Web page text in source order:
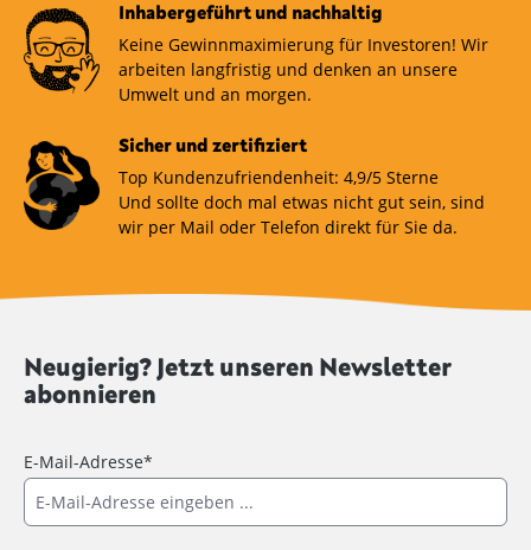
Inhabergeführt und nachhaltig
Keine Gewinnmaximierung für Investoren! Wir
arbeiten langfristig und denken an unsere
Umwelt und an morgen.
Sicher und zertifiziert
Top Kundenzufriendenheit: 4,9/5 Sterne
Und sollte doch mal etwas nicht gut sein, sind
wir per Mail oder Telefon direkt für Sie da.
Neugierig? Jetzt unseren Newsletter
abonnieren
E-Mail-Adresse*